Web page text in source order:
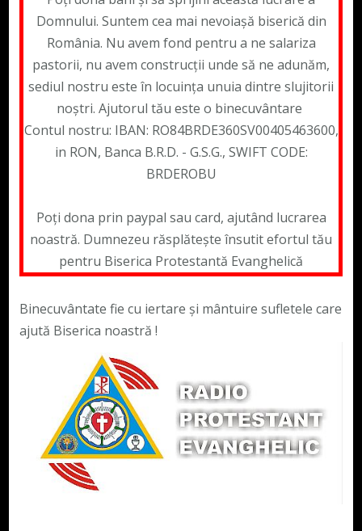
Domnului. Suntem cea mai nevoiașă biserică din
România. Nu avem fond pentru a ne salariza
pastorii, nu avem construcții unde să ne adunăm,
sediul nostru este în locuința unuia dintre slujitorii
noștri. Ajutorul tău este o binecuvântare
Contul nostru: IBAN: RO84BRDE360SV00405463600,
in RON, Banca B.R.D. - G.S.G., SWIFT CODE:
BRDEROBU
Poți dona prin paypal sau card, ajutând lucrarea
noastră. Dumnezeu răsplătește însutit efortul tău
pentru Biserica Protestantă Evanghelică
Binecuvântate fie cu iertare și mântuire sufletele care
ajută Biserica noastră !